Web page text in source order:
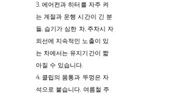
3. 에어컨과 히터를 자주 켜
는 계절과 운행 시간이 긴 분
들, 습기가 심한 차, 주차시 자
외선에 지속적인 노출이 있
는 차에서는 유지기간이 짧
아질 수 있습니다.
4. 클립의 몸통과 뚜껑은 자
석으로 붙습니다. 여름철 주